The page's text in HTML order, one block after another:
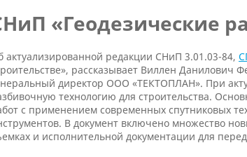
«Геодезические
актуализированной редакции СНиП 3.01.03-84,
рассказывает Виллен Данилович
директор ООО «ТЕКТОПЛАН». При
технологию для строительства.
с применением современных спутниковых
В документ включено множество
и исполнительной документации для